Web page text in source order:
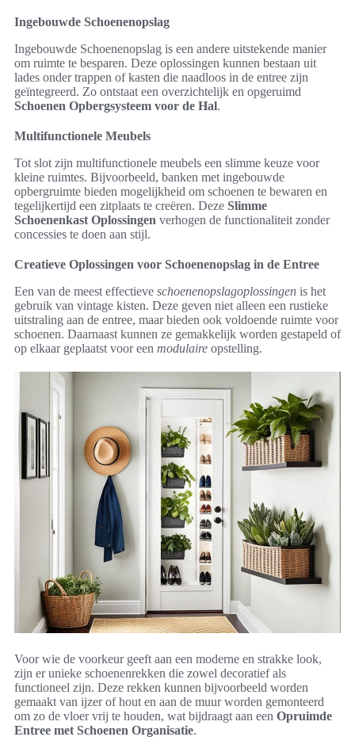
Ingebouwde Schoenenopslag
Ingebouwde Schoenenopslag is een andere uitstekende manier
om ruimte te besparen. Deze oplossingen kunnen bestaan uit
lades onder trappen of kasten die naadloos in de entree zijn
geïntegreerd. Zo ontstaat een overzichtelijk en opgeruimd
Schoenen Opbergsysteem voor de Hal.
Multifunctionele Meubels
Tot slot zijn multifunctionele meubels een slimme keuze voor
kleine ruimtes. Bijvoorbeeld, banken met ingebouwde
opbergruimte bieden mogelijkheid om schoenen te bewaren en
tegelijkertijd een zitplaats te creëren. Deze Slimme
Schoenenkast Oplossingen verhogen de functionaliteit zonder
concessies te doen aan stijl.
Creatieve Oplossingen voor Schoenenopslag in de Entree
Een van de meest effectieve schoenenopslagoplossingen is het
gebruik van vintage kisten. Deze geven niet alleen een rustieke
uitstraling aan de entree, maar bieden ook voldoende ruimte voor
schoenen. Daarnaast kunnen ze gemakkelijk worden gestapeld of
op elkaar geplaatst voor een modulaire opstelling.
Voor wie de voorkeur geeft aan een moderne en strakke look,
zijn er unieke schoenenrekken die zowel decoratief als
functioneel zijn. Deze rekken kunnen bijvoorbeeld worden
gemaakt van ijzer of hout en aan de muur worden gemonteerd
om zo de vloer vrij te houden, wat bijdraagt aan een Opruimde
Entree met Schoenen Organisatie.